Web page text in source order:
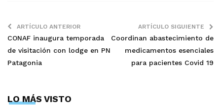
ARTÍCULO ANTERIOR
CONAF inaugura temporada
de visitación con lodge en PN
Patagonia
ARTÍCULO SIGUIENTE
Coordinan abastecimiento de
medicamentos esenciales
para pacientes Covid 19
LO MÁS VISTO